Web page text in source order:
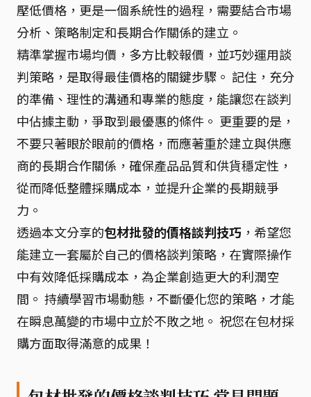
壓低價格，更是一個系統性的過程，需要結合市場
分析、策略制定和長期合作關係的建立。
精準掌握市場均價，多方比較報價，並巧妙運用談
判策略，是取得最佳價格的關鍵步驟。 記住，充分
的準備、理性的溝通和專業的態度，能讓您在談判
中佔據主動，爭取到最優惠的條件。 更重要的是，
不要只著眼於眼前的價格，而應著重於建立與供應
商的長期合作關係，確保產品品質和供貨穩定性，
從而降低整體採購成本，並提升企業的長期競爭
力。
透過本文分享的包材批發的價格談判技巧 ，希望您
能建立一套屬於自己的價格談判策略，在實際操作
中有效降低採購成本，為企業創造更大的利潤空
間。 持續學習市場動態，不斷優化您的策略，才能
在瞬息萬變的市場中立於不敗之地。 祝您在包材採
購方面取得滿意的成果！